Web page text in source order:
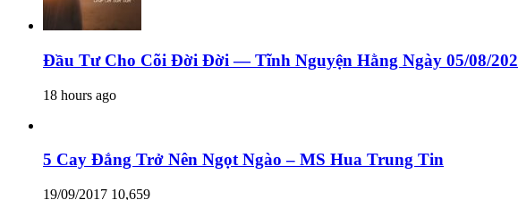
Đầu Tư Cho Cõi Đời Đời — Tĩnh Nguyện Hằng Ngày 05/08/
18 hours ago
5 Cay Đắng Trở Nên Ngọt Ngào – MS Hua Trung Tin
19/09/2017 10,659